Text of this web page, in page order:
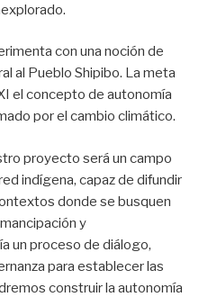
con una noción de
al Pueblo Shipibo. La meta
el concepto de autonomía
por el cambio climático.
proyecto será un campo
indígena, capaz de difundir
donde se busquen
y
un proceso de diálogo,
para establecer las
construir la autonomía